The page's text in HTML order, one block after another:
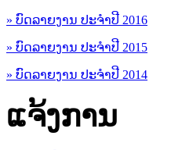
» ບົດລາຍງານ ປະຈຳປີ 2016
» ບົດລາຍງານ ປະຈຳປີ 2015
» ບົດລາຍງານ ປະຈຳປີ 2014
ແຈ້ງການ